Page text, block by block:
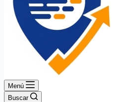
Menú
Buscar